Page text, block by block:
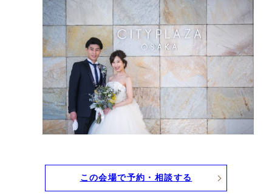
この会場で予約・相談する